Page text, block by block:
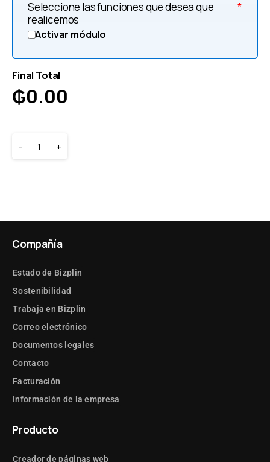
*
Seleccione las funciones que desea que
realicemos
Activar módulo
Final Total
₲0.00
- +
Compañía
Estado de Bizplin
Sostenibilidad
Trabaja en Bizplin
Correo electrónico
Documentos legales
Contacto
Facturación
Información de la empresa
Producto
Creador de páginas web